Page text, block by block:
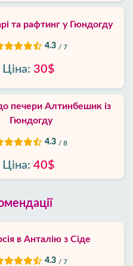
та рафтинг у Гюндогду
4.3 / 7
Ціна: 30$
печери Алтинбешик із
Гюндогду
4.3 / 8
Ціна: 40$
в Анталію з Сіде
4.3 / 7